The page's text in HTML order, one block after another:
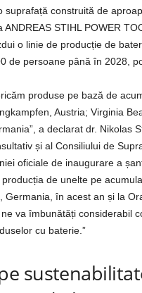
suprafață construită de
ANDREAS STIHL POWER
o linie de producție de
de persoane până în 2028,
produse pe bază de
Austria; Virginia
a declarat dr. Nikolas
și al Consiliului de
oficiale de inaugurare a
de unelte pe
Germania, în acest an și la
va îmbunătăți considerabil
cu baterie.”